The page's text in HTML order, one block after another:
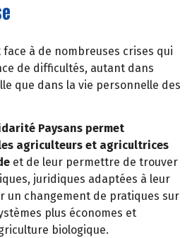
à de nombreuses crises qui
de difficultés, autant dans
que dans la vie personnelle des
Paysans permet
agriculteurs et agricultrices
et de leur permettre de trouver
juridiques adaptées à leur
un changement de pratiques sur
plus économes et
biologique.